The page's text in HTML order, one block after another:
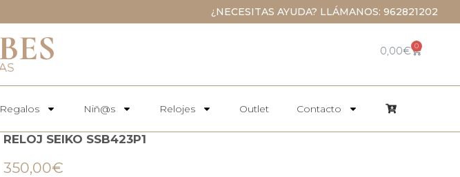
¿NECESITAS AYUDA? LLÁMANOS: 962821202
0,00€ 0
Regalos Niñ@s Relojes Outlet Contacto
RELOJ SEIKO SSB423P1
350,00€